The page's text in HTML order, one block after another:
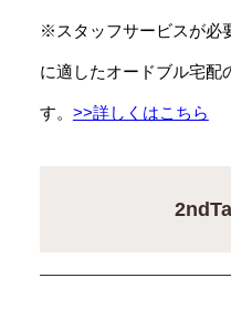
※スタッフサービスが必
に適したオードブル宅配
す。 >>詳しくはこちら